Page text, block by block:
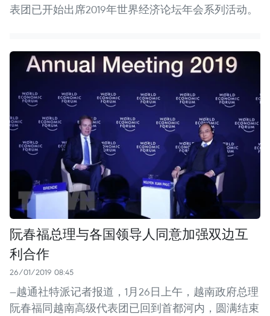
表团已开始出席2019年世界经济论坛年会系列活动。
阮春福总理与各国领导人同意加强双边互
利合作
26/01/2019 08:45
—越通社特派记者报道，1月26日上午，越南政府总理
阮春福同越南高级代表团已回到首都河内，圆满结束